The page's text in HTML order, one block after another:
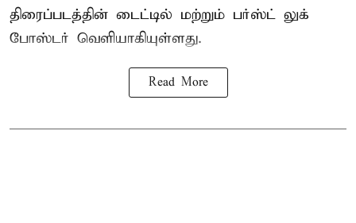
திரைப்படத்தின் டைட்டில் மற்றும் பர்ஸ்ட் லுக்
போஸ்டர் வெளியாகியுள்ளது.
Read More